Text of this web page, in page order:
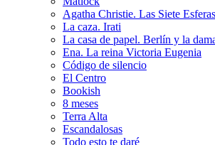
Agatha Christie. Las Siete Esferas
La caza. Irati
La casa de papel. Berlín y la
Ena. La reina Victoria Eugenia
Código de silencio
El Centro
Bookish
8 meses
Terra Alta
Escandalosas
Todo esto te daré